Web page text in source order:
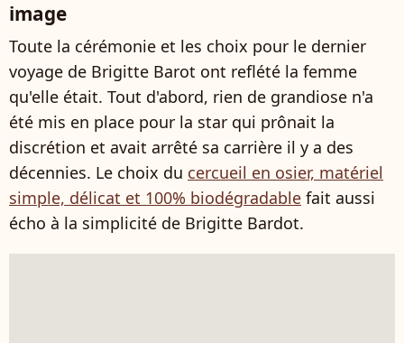
image
Toute la cérémonie et les choix pour le dernier
voyage de Brigitte Barot ont reflété la femme
qu'elle était. Tout d'abord, rien de grandiose n'a
été mis en place pour la star qui prônait la
discrétion et avait arrêté sa carrière il y a des
décennies. Le choix du cercueil en osier, matériel
simple, délicat et 100% biodégradable fait aussi
écho à la simplicité de Brigitte Bardot.